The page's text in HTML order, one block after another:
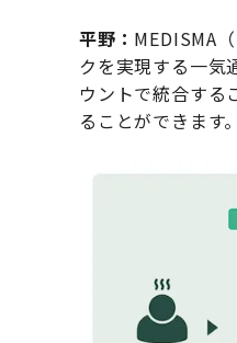
平野： MEDISMA
クを実現する一気
ウントで統合する
ることができます。